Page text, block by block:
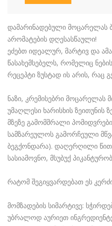
დამარინადებული მოცარელას
არომატების დღესასწაული!
ეძებთ იდეალურ, მარტივ და
წასახემსებელს, რომელიც
რეცეპტი ზუსტად ის არის, რაც
ნაზი, კრემისებრი მოცარელას
უმაღლესი ხარისხის
მზეზე გამომშრალი
სამზარეულოს გამორჩეული
ბეგქონდარა). დაღერღილი
სასიამოვნო, მსუბუქ
რატომ შეგიყვარდებათ ეს
მომზადების სიმარტივე:
უბრალოდ აურიეთ